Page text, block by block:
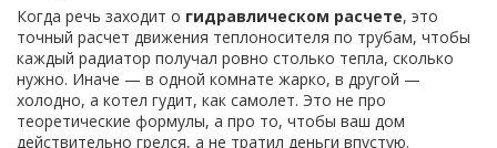
Когда речь заходит о гидравлическом расчете, это
точный расчет движения теплоносителя по трубам, чтобы
каждый радиатор получал ровно столько тепла, сколько
нужно. Иначе — в одной комнате жарко, в другой —
холодно, а котел гудит, как самолет. Это не про
теоретические формулы, а про то, чтобы ваш дом
действительно грелся, а не тратил деньги впустую.